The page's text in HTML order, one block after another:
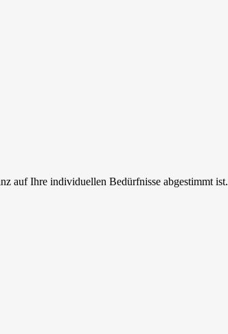
auf Ihre individuellen Bedürfnisse abgestimmt ist.